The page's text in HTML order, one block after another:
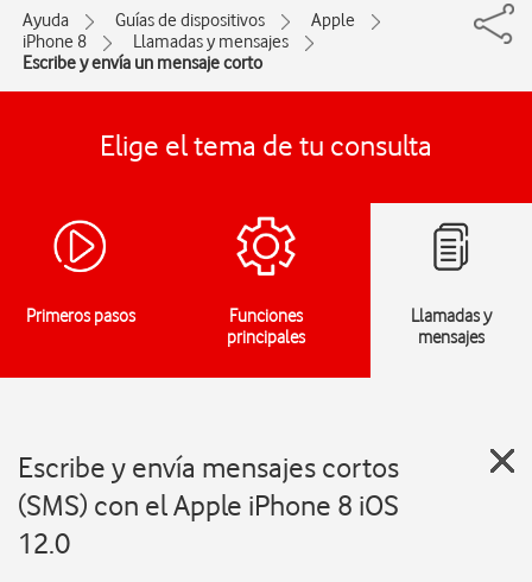
Ayuda Guías de dispositivos
Apple
iPhone 8
Llamadas y mensajes
Escribe y envía un mensaje corto
Elige el tema de tu consulta
Primeros pasos
Funciones
principales
Llamadas y
mensajes
Escribe y envía mensajes cortos
(SMS) con el Apple iPhone 8 iOS
12.0